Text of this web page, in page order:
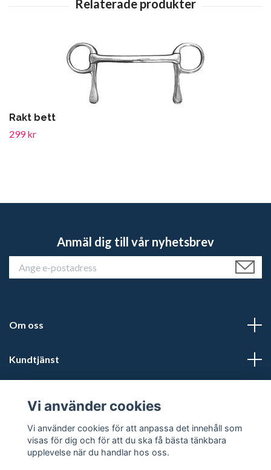
Rakt bett
299 kr
Anmäl dig till vår nyhetsbrev
Om oss
Kundtjänst
Sociala medier
Vi använder cookies
Vi använder cookies för att anpassa det innehåll som
visas för dig och för att du ska få bästa tänkbara
upplevelse när du handlar hos oss.